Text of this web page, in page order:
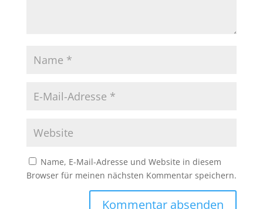
Name, E-Mail-Adresse und Website in diesem
Browser für meinen nächsten Kommentar speichern.